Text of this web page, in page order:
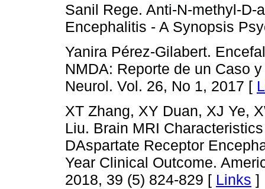
Sanil Rege. Anti-N-methyl-D-
Encephalitis - A Synopsis
Yanira Pérez-Gilabert.
NMDA: Reporte de un Caso
Neurol. Vol. 26, No 1, 2017 [
XT Zhang, XY Duan, XJ Ye,
Liu. Brain MRI
DAspartate Receptor
Year Clinical Outcome.
2018, 39 (5) 824-829 [ Links ]